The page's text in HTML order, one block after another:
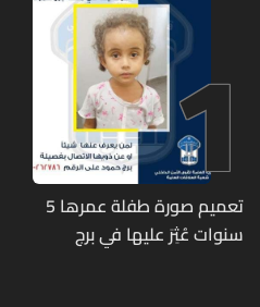
1
تعميم صورة طفلة عمرها 5
سنوات عُثِرَ عليها في برج